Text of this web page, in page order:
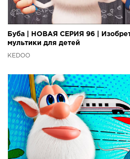
Буба | НОВАЯ СЕРИЯ 96 |
мультики для детей
KEDOO